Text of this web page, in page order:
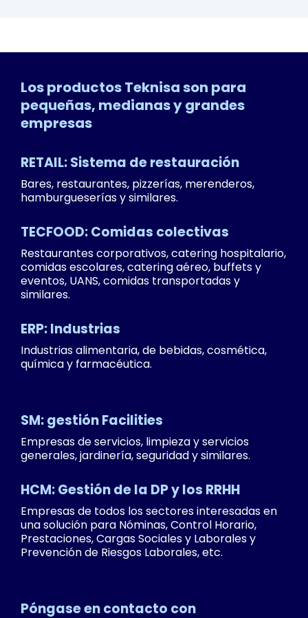
Los productos Teknisa son para
pequeñas, medianas y grandes
empresas
RETAIL: Sistema de restauración
Bares, restaurantes, pizzerías, merenderos,
hamburgueserías y similares.
TECFOOD: Comidas colectivas
Restaurantes corporativos, catering hospitalario,
comidas escolares, catering aéreo, buffets y
eventos, UANS, comidas transportadas y
similares.
ERP: Industrias
Industrias alimentaria, de bebidas, cosmética,
química y farmacéutica.
SM: gestión Facilities
Empresas de servicios, limpieza y servicios
generales, jardinería, seguridad y similares.
HCM: Gestión de la DP y los RRHH
Empresas de todos los sectores interesadas en
una solución para Nóminas, Control Horario,
Prestaciones, Cargas Sociales y Laborales y
Prevención de Riesgos Laborales, etc.
Póngase en contacto con